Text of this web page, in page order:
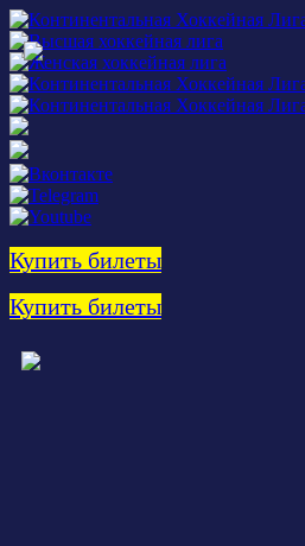
Купить билеты
Купить билеты